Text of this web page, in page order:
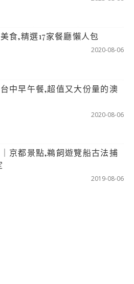
食,精選17家餐廳懶人包
2020-08-06
中早午餐,超值又大份量的澳
2020-08-06
京都景點,鵜飼遊覽船古法捕
2019-08-06